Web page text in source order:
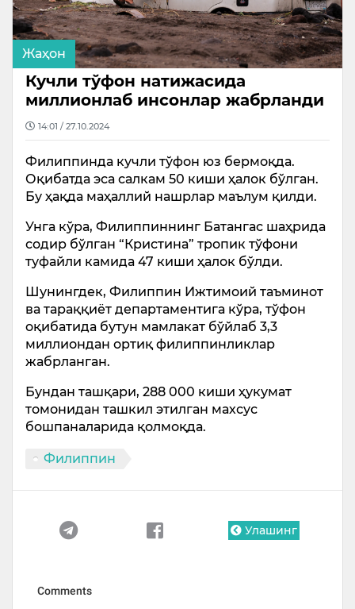
Жаҳон
Кучли тўфон натижасида
миллионлаб инсонлар жабрланди
14:01 / 27.10.2024
Филиппинда кучли тўфон юз бермоқда.
Оқибатда эса салкам 50 киши ҳалок бўлган.
Бу ҳақда маҳаллий нашрлар маълум қилди.
Унга кўра, Филиппиннинг Батангас шаҳрида
содир бўлган “Кристина” тропик тўфони
туфайли камида 47 киши ҳалок бўлди.
Шунингдек, Филиппин Ижтимоий таъминот
ва тараққиёт департаментига кўра, тўфон
оқибатида бутун мамлакат бўйлаб 3,3
миллиондан ортиқ филиппинликлар
жабрланган.
Бундан ташқари, 288 000 киши ҳукумат
томонидан ташкил этилган махсус
бошпаналарида қолмоқда.
Филиппин
Улашинг